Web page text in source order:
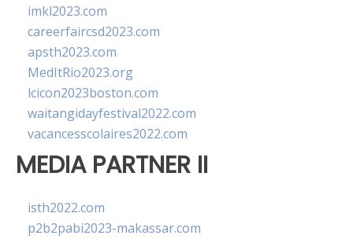
imkl2023.com
careerfaircsd2023.com
apsth2023.com
MedItRio2023.org
lcicon2023boston.com
waitangidayfestival2022.com
vacancesscolaires2022.com
MEDIA PARTNER II
isth2022.com
p2b2pabi2023-makassar.com